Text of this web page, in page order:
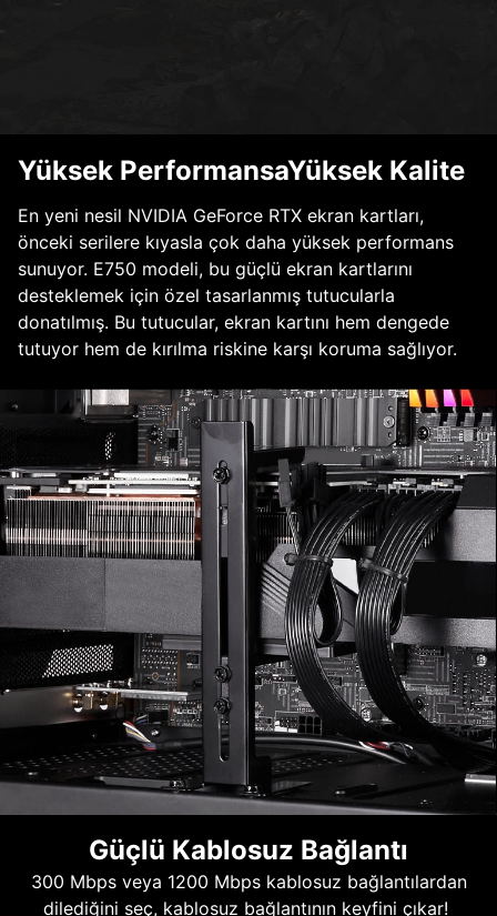
Yüksek PerformansaYüksek Kalite
En yeni nesil NVIDIA GeForce RTX ekran kartları,
önceki serilere kıyasla çok daha yüksek performans
sunuyor. E750 modeli, bu güçlü ekran kartlarını
desteklemek için özel tasarlanmış tutucularla
donatılmış. Bu tutucular, ekran kartını hem dengede
tutuyor hem de kırılma riskine karşı koruma sağlıyor.
Güçlü Kablosuz Bağlantı
300 Mbps veya 1200 Mbps kablosuz bağlantılardan
dilediğini seç, kablosuz bağlantının keyfini çıkar!